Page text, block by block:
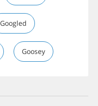
Googled
Goosey